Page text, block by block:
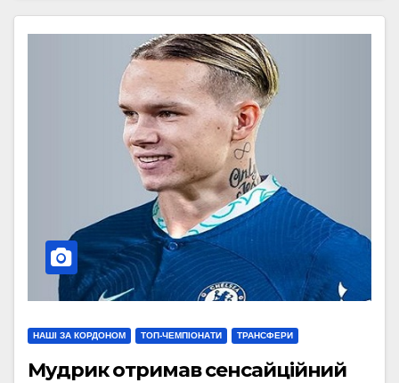
НАШІ ЗА КОРДОНОМ ТОП-ЧЕМПІОНАТИ ТРАНСФЕРИ
Мудрик отримав сенсайційний